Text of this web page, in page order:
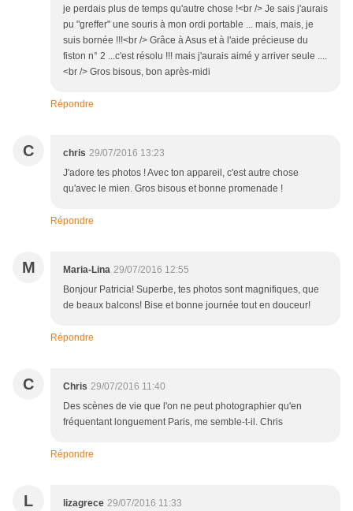
je perdais plus de temps qu'autre chose !<br /> Je sais j'aurais
pu "greffer" une souris à mon ordi portable ... mais, mais, je
suis bornée !!!<br /> Grâce à Asus et à l'aide précieuse du
fiston n° 2 ...c'est résolu !!! mais j'aurais aimé y arriver seule ....
<br /> Gros bisous, bon après-midi
Répondre
C chris 29/07/2016 13:23
J'adore tes photos ! Avec ton appareil, c'est autre chose
qu'avec le mien. Gros bisous et bonne promenade !
Répondre
M Maria-Lina 29/07/2016 12:55
Bonjour Patricia! Superbe, tes photos sont magnifiques, que
de beaux balcons! Bise et bonne journée tout en douceur!
Répondre
C Chris 29/07/2016 11:40
Des scènes de vie que l'on ne peut photographier qu'en
fréquentant longuement Paris, me semble-t-il. Chris
Répondre
L lizagrece 29/07/2016 11:33